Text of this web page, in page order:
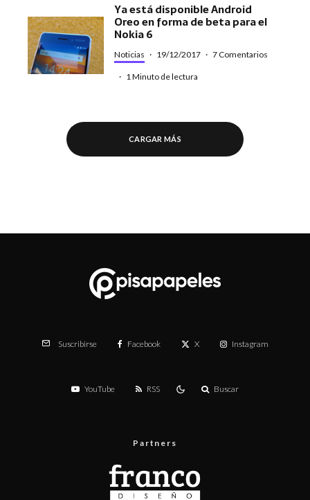
Ya está disponible Android
Oreo en forma de beta para el
Nokia 6
Noticias · 19/12/2017 · 7 Comentarios
· 1 Minuto de lectura
CARGAR MÁS
Suscribirse Facebook X Instagram
YouTube RSS Buscar
Partners